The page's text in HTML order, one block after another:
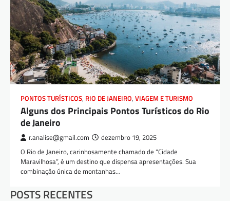
PONTOS TURÍSTICOS, RIO DE JANEIRO, VIAGEM E TURISMO
Alguns dos Principais Pontos Turísticos do Rio
de Janeiro
r.analise@gmail.com dezembro 19, 2025
O Rio de Janeiro, carinhosamente chamado de “Cidade
Maravilhosa”, é um destino que dispensa apresentações. Sua
combinação única de montanhas…
POSTS RECENTES